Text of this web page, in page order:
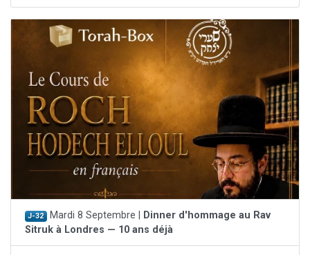
J-32 Mardi 8 Septembre |
Dinner d'hommage au Rav
Sitruk à Londres — 10 ans déjà